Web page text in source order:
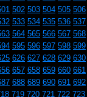
502 503 504 505 506
533 534 535 536 537
564 565 566 567 568
595 596 597 598 599
626 627 628 629 630
657 658 659 660 661
688 689 690 691 692
719 720 721 722 723